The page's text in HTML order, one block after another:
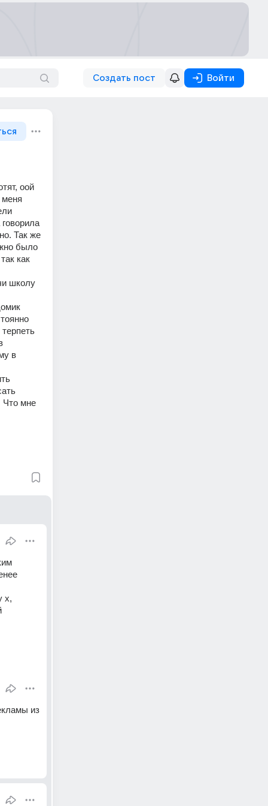
Создать пост Войти
оой
Так же
было
как
школу
в
Что мне
x,
из